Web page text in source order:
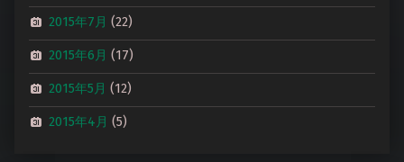
2015年7月 (22)
2015年6月 (17)
2015年5月 (12)
2015年4月 (5)